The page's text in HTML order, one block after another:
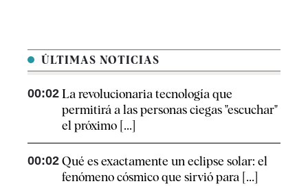
ÚLTIMAS NOTICIAS
00:02 La revolucionaria tecnología que
permitirá a las personas ciegas "escuchar"
el próximo [...]
00:02 Qué es exactamente un eclipse solar: el
fenómeno cósmico que sirvió para [...]